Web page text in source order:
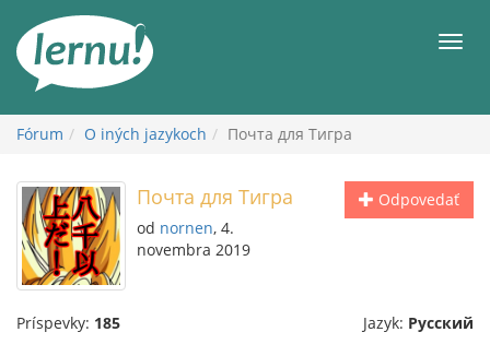
obsah
Fórum O iných jazykoch Почта для Тигра
Odpovedať
Почта для Тигра
od nornen, 4.
novembra 2019
Príspevky: 185 Jazyk: Русский